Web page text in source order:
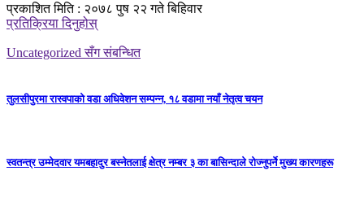
प्रकाशित मिति : २०७८ पुष २२ गते बिहिवार
प्रतिक्रिया दिनुहोस्
Uncategorized सँग संबन्धित
तुलसीपुरमा रास्वपाको वडा अधिवेशन सम्पन्न, १८ वडामा नयाँ नेतृत्व चयन
स्वतन्त्र उम्मेदवार यमबहादुर बस्नेतलाई क्षेत्र नम्बर ३ का बासिन्दाले रोज्नुपर्ने मुख्य कारणहरू